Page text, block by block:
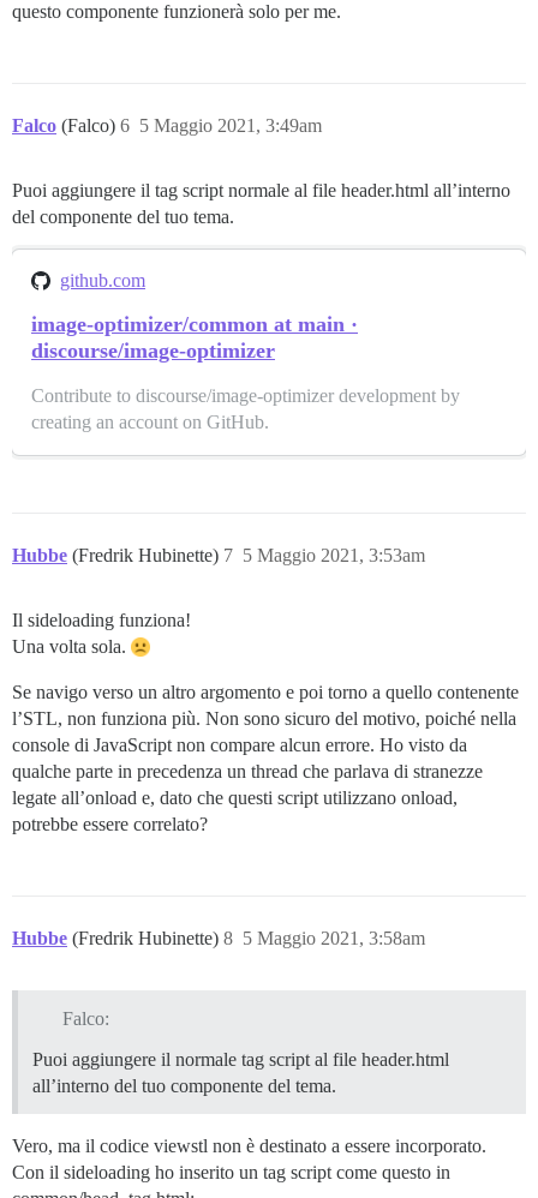
questo componente funzionerà solo per me.
Falco (Falco) 5 Maggio 2021, 3:49am
6
Puoi aggiungere il tag script normale al file header.html all’interno
del componente del tuo tema.
github.com
image-optimizer/common at main ·
discourse/image-optimizer
Contribute to discourse/image-optimizer development by
creating an account on GitHub.
Hubbe (Fredrik Hubinette) 5 Maggio 2021, 3:53am
7
Il sideloading funziona!
Una volta sola.
Se navigo verso un altro argomento e poi torno a quello contenente
l’STL, non funziona più. Non sono sicuro del motivo, poiché nella
console di JavaScript non compare alcun errore. Ho visto da
qualche parte in precedenza un thread che parlava di stranezze
legate all’onload e, dato che questi script utilizzano onload,
potrebbe essere correlato?
Hubbe (Fredrik Hubinette) 5 Maggio 2021, 3:58am
8
Falco:
Puoi aggiungere il normale tag script al file header.html
all’interno del tuo componente del tema.
Vero, ma il codice viewstl non è destinato a essere incorporato.
Con il sideloading ho inserito un tag script come questo in